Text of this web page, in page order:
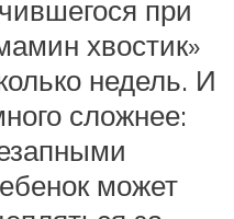
при
хвостик»
недель. И
сложнее:
может